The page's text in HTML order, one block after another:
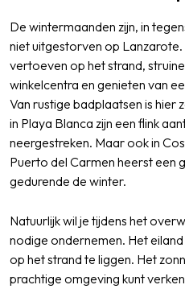
De wintermaanden zijn, in
niet uitgestorven op
vertoeven op het strand,
winkelcentra en genieten van
Van rustige badplaatsen is hier
in Playa Blanca zijn een flink
neergestreken. Maar ook in
Puerto del Carmen heerst een
gedurende de winter.
Natuurlijk wil je tijdens het
nodige ondernemen. Het
op het strand te liggen. Het
prachtige omgeving kunt